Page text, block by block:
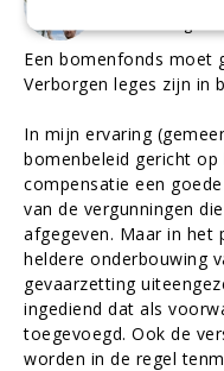
Een bomenfonds moet
Verborgen leges zijn in
In mijn ervaring
bomenbeleid gericht
compensatie een
van de vergunningen
afgegeven. Maar in het
heldere onderbouwing
gevaarzetting
ingediend dat als
toegevoegd. Ook de
worden in de regel